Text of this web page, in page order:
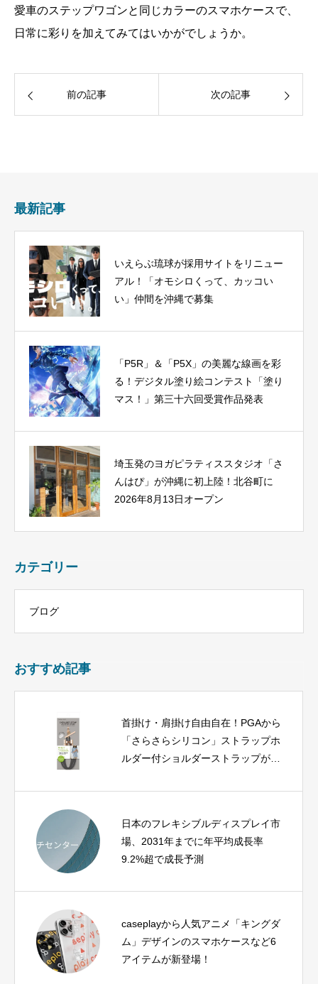
愛車のステップワゴンと同じカラーのスマホケースで、
日常に彩りを加えてみてはいかがでしょうか。
前の記事 次の記事
最新記事
いえらぶ琉球が採用サイトをリニュー
アル！「オモシロくって、カッコい
い」仲間を沖縄で募集
「P5R」＆「P5X」の美麗な線画を彩
る！デジタル塗り絵コンテスト「塗り
マス！」第三十六回受賞作品発表
埼玉発のヨガピラティススタジオ「さ
んはぴ」が沖縄に初上陸！北谷町に
2026年8月13日オープン
カテゴリー
ブログ
おすすめ記事
首掛け・肩掛け自由自在！PGAから
「さらさらシリコン」ストラップホ
ルダー付ショルダーストラップが登
日本のフレキシブルディスプレイ市
場、2031年までに年平均成長率
9.2%超で成長予測
caseplayから人気アニメ「キングダ
ム」デザインのスマホケースなど6
アイテムが新登場！